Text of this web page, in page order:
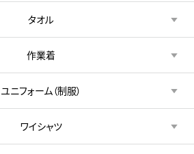
タオル
作業着
ユニフォーム（制服）
ワイシャツ